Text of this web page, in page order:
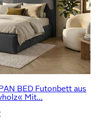
BED Futonbett aus
Mit...